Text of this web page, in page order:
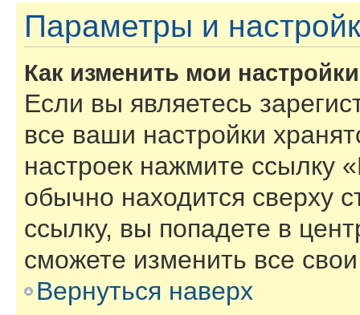
Параметры и
Как изменить мои
Если вы являетесь
все ваши настройки
настроек нажмите ссылку
обычно находится сверху
ссылку, вы попадете в
сможете изменить все
Вернуться наверх